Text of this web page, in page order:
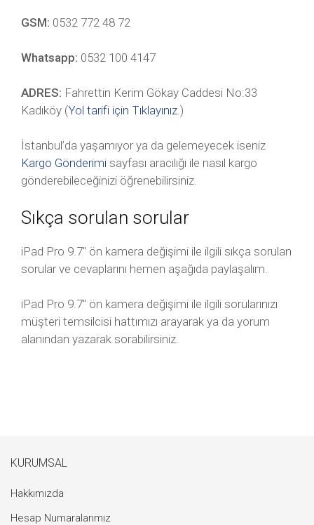
GSM: 0532 772 48 72
Whatsapp: 0532 100 4147
ADRES: Fahrettin Kerim Gökay Caddesi No:33
Kadıköy (Yol tarifi için Tıklayınız.)
İstanbul’da yaşamıyor ya da gelemeyecek iseniz
Kargo Gönderimi sayfası aracılığı ile nasıl kargo
gönderebileceğinizi öğrenebilirsiniz.
Sıkça sorulan sorular
iPad Pro 9.7″ ön kamera değişimi ile ilgili sıkça sorulan
sorular ve cevaplarını hemen aşağıda paylaşalım.
iPad Pro 9.7″ ön kamera değişimi ile ilgili sorularınızı
müşteri temsilcisi hattımızı arayarak ya da yorum
alanından yazarak sorabilirsiniz.
KURUMSAL
Hakkımızda
Hesap Numaralarımız